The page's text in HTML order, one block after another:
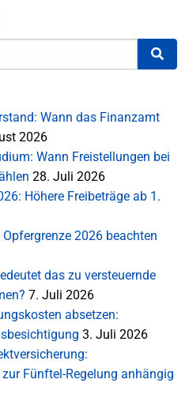
Wann das Finanzamt
2026
Wann Freistellungen bei
28. Juli 2026
Höhere Freibeträge ab 1.
2026 beachten
das zu versteuernde
7. Juli 2026
absetzen:
3. Juli 2026
Fünftel-Regelung anhängig